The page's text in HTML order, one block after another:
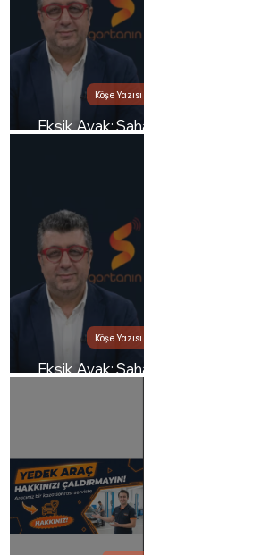
Eksik Ayak: Saha
Köşe Yazısı
Eksik Ayak: Saha
Köşe Yazısı